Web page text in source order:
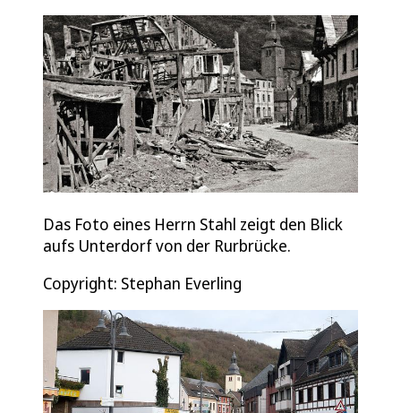
Das Foto eines Herrn Stahl zeigt den Blick
aufs Unterdorf von der Rurbrücke.
Copyright: Stephan Everling